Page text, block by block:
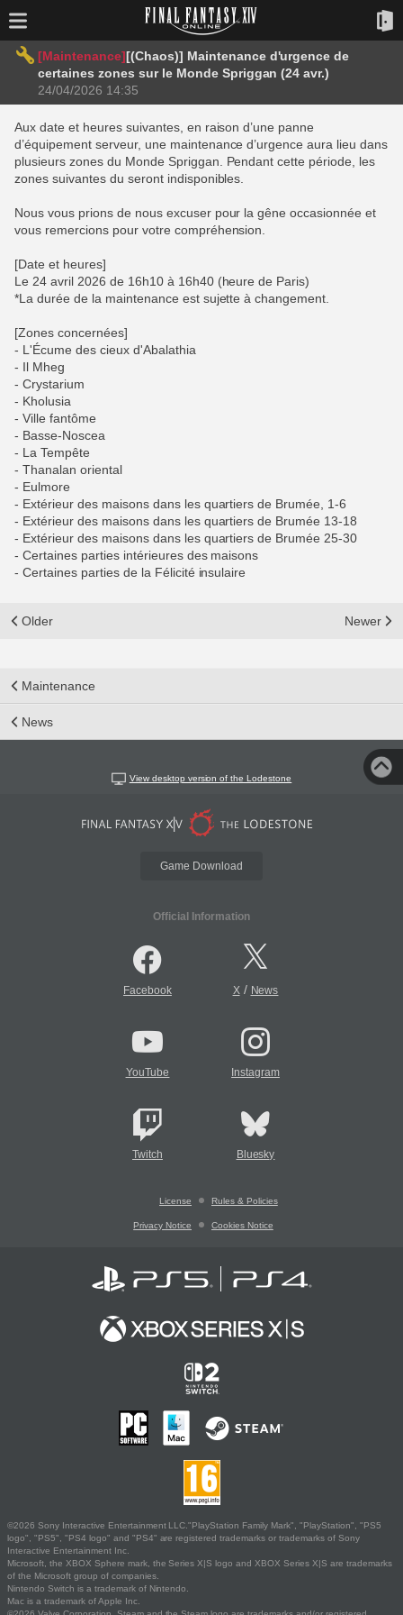
[Maintenance][(Chaos)] Maintenance d'urgence de
certaines zones sur le Monde Spriggan (24 avr.)
24/04/2026 14:35
Aux date et heures suivantes, en raison d’une panne
d’équipement serveur, une maintenance d’urgence aura lieu dans
plusieurs zones du Monde Spriggan. Pendant cette période, les
zones suivantes du seront indisponibles.
Nous vous prions de nous excuser pour la gêne occasionnée et
vous remercions pour votre compréhension.
[Date et heures]
Le 24 avril 2026 de 16h10 à 16h40 (heure de Paris)
*La durée de la maintenance est sujette à changement.
[Zones concernées]
- L'Écume des cieux d'Abalathia
- Il Mheg
- Crystarium
- Kholusia
- Ville fantôme
- Basse-Noscea
- La Tempête
- Thanalan oriental
- Eulmore
- Extérieur des maisons dans les quartiers de Brumée, 1-6
- Extérieur des maisons dans les quartiers de Brumée 13-18
- Extérieur des maisons dans les quartiers de Brumée 25-30
- Certaines parties intérieures des maisons
- Certaines parties de la Félicité insulaire
Older Newer
Maintenance
News
View desktop version of the Lodestone
Game Download
Official Information
Facebook X/ News
YouTube Instagram
Twitch Bluesky
License Rules & Policies
Privacy Notice Cookies Notice
©2026 Sony Interactive Entertainment LLC."PlayStation Family Mark", "PlayStation", "PS5
logo", "PS5", "PS4 logo" and "PS4" are registered trademarks or trademarks of Sony
Interactive Entertainment Inc.
Microsoft, the XBOX Sphere mark, the Series X|S logo and XBOX Series X|S are trademarks
of the Microsoft group of companies.
Nintendo Switch is a trademark of Nintendo.
Mac is a trademark of Apple Inc.